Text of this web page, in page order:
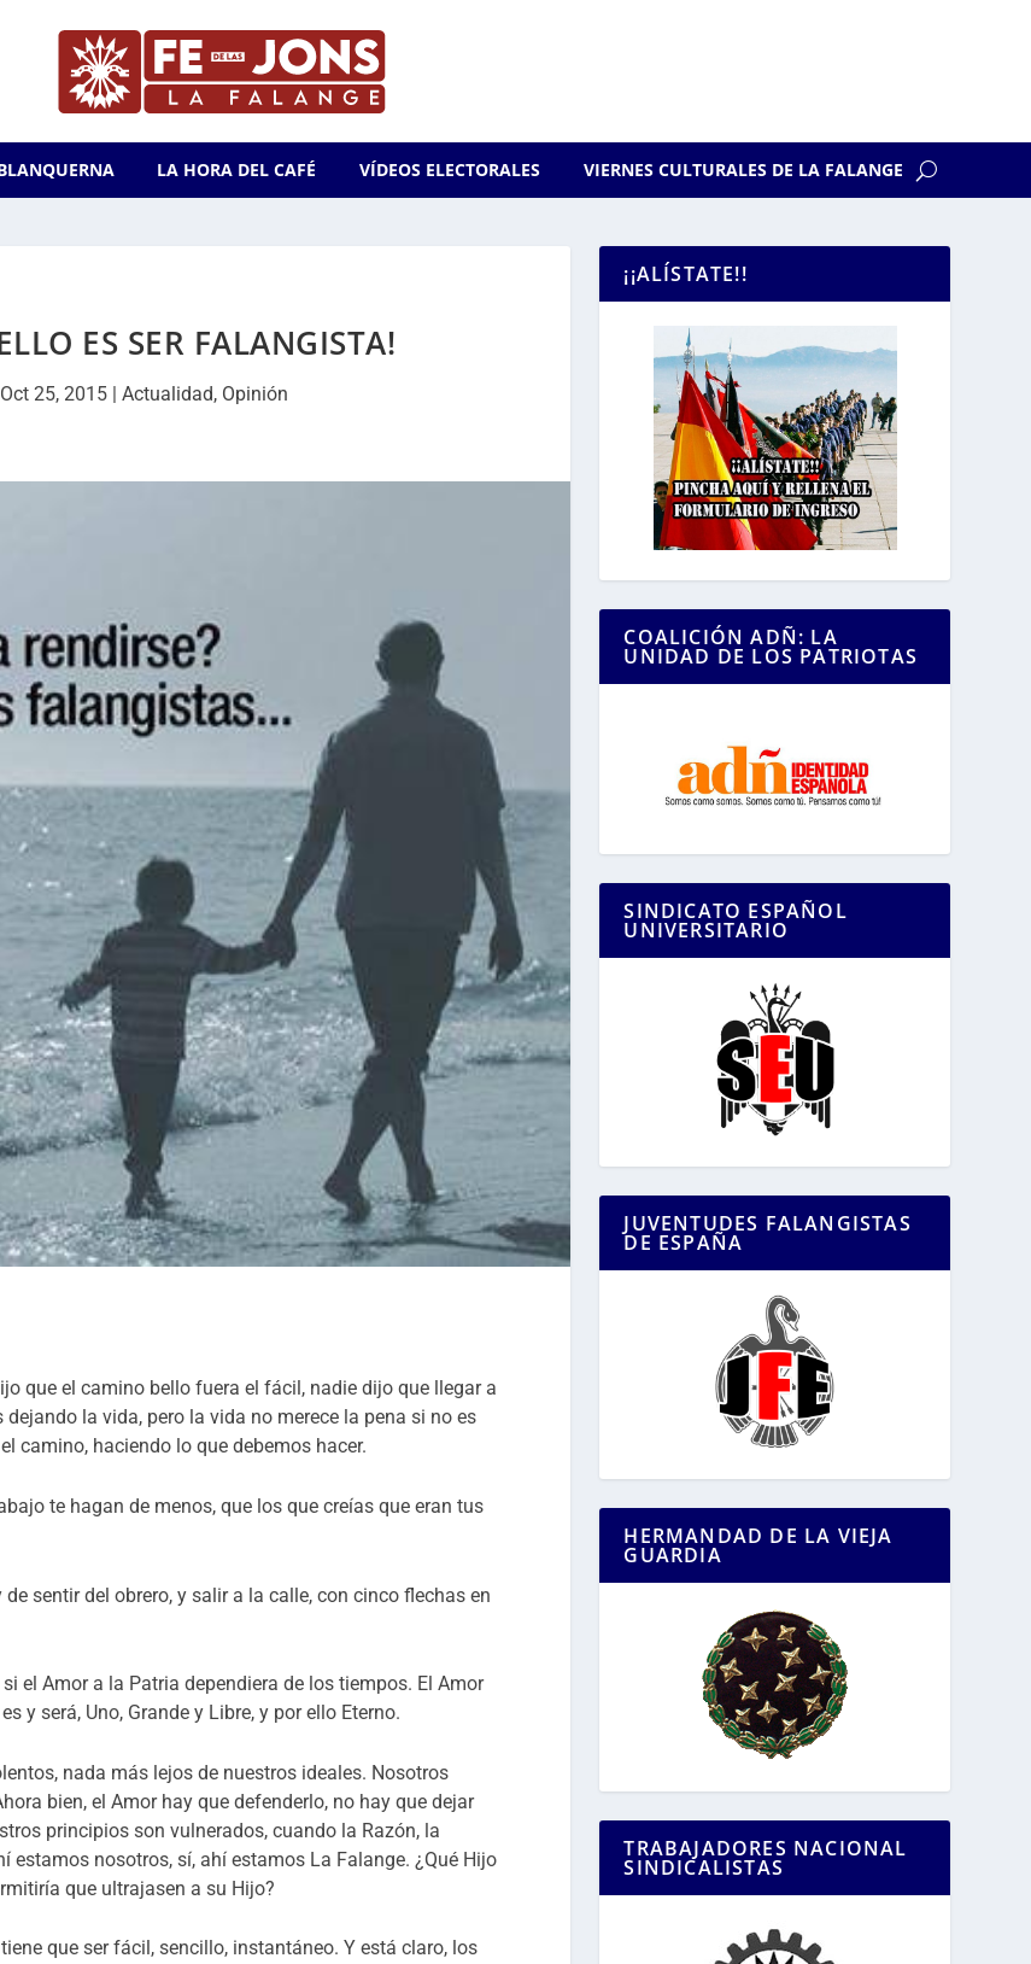
LA HORA DEL CAFÉ VÍDEOS ELECTORALES VIERNES CULTURALES DE LA FALANGE
ES SER FALANGISTA!
Oct 25, 2015 |Actualidad, Opinión
que el camino bello fuera el fácil, nadie dijo que llegar a
la vida, pero la vida no merece la pena si no es
camino, haciendo lo que debemos hacer.
te hagan de menos, que los que creías que eran tus
sentir del obrero, y salir a la calle, con cinco flechas en
el Amor a la Patria dependiera de los tiempos. El Amor
y será, Uno, Grande y Libre, y por ello Eterno.
nada más lejos de nuestros ideales. Nosotros
bien, el Amor hay que defenderlo, no hay que dejar
principios son vulnerados, cuando la Razón, la
nosotros, sí, ahí estamos La Falange. ¿Qué Hijo
que ultrajasen a su Hijo?
que ser fácil, sencillo, instantáneo. Y está claro, los
¡¡ALÍSTATE!!
COALICIÓN ADÑ: LA
UNIDAD DE LOS PATRIOTAS
SINDICATO ESPAÑOL
UNIVERSITARIO
JUVENTUDES FALANGISTAS
DE ESPAÑA
HERMANDAD DE LA VIEJA
GUARDIA
TRABAJADORES NACIONAL
SINDICALISTAS